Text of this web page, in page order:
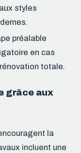
styles
préalable
en cas
totale.
grâce aux
la
incluent une